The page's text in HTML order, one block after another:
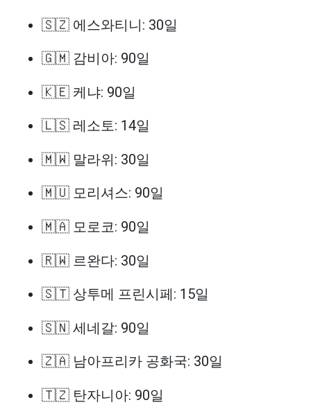
🇸🇿 에스와티니: 30일
🇬🇲 감비아: 90일
🇰🇪 케냐: 90일
🇱🇸 레소토: 14일
🇲🇼 말라위: 30일
🇲🇺 모리셔스: 90일
🇲🇦 모로코: 90일
🇷🇼 르완다: 30일
🇸🇹 상투메 프린시페: 15일
🇸🇳 세네갈: 90일
🇿🇦 남아프리카 공화국: 30일
🇹🇿 탄자니아: 90일